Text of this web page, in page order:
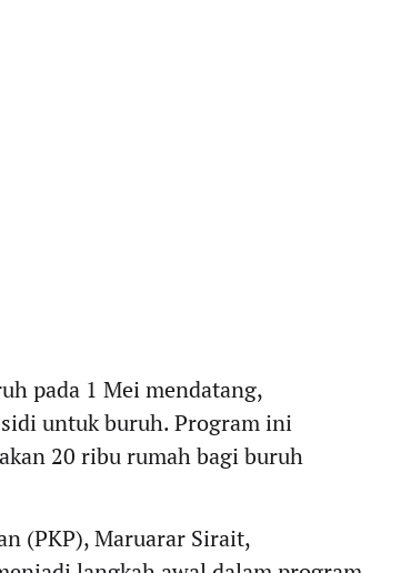
pada 1 Mei mendatang,
untuk buruh. Program ini
20 ribu rumah bagi buruh
(PKP), Maruarar Sirait,